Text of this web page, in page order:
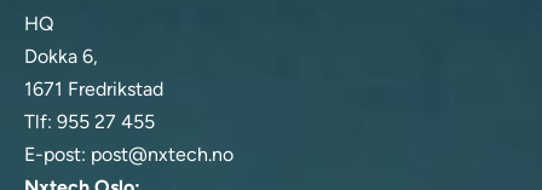
HQ
Dokka 6,
1671 Fredrikstad
Tlf: 955 27 455
E-post: post@nxtech.no